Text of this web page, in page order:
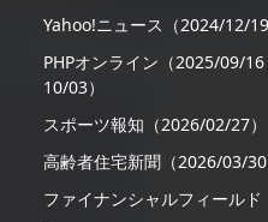
Yahoo!ニュース（2024/12/
PHPオンライン（2025/09/
10/03）
スポーツ報知（2026/02/27）
高齢者住宅新聞（2026/03/30
ファイナンシャルフィールド